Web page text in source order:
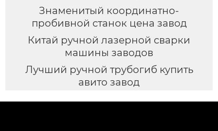
Знаменитый координатно-
пробивной станок цена завод
Китай ручной лазерной сварки
машины заводов
Лучший ручной трубогиб купить
авито завод